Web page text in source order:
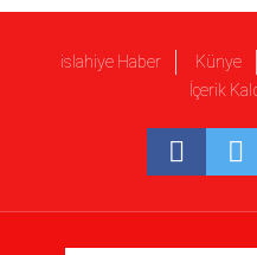
islahiye Haber Künye
İçerik